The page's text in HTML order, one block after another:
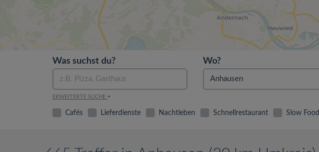
Was suchst du?
ERWEITERTE SUCHE
Wo?
Cafés Lieferdienste Nachtleben Schnellrestaurant Slow Food